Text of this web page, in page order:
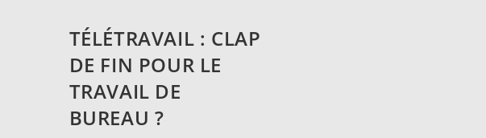
TÉLÉTRAVAIL : CLAP
DE FIN POUR LE
TRAVAIL DE
BUREAU ?